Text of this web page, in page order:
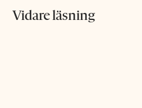
Vidare läsning